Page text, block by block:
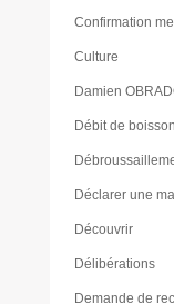
Confirmation
Culture
Damien
Débit de
Déclarer une
Découvrir
Délibérations
Demande de